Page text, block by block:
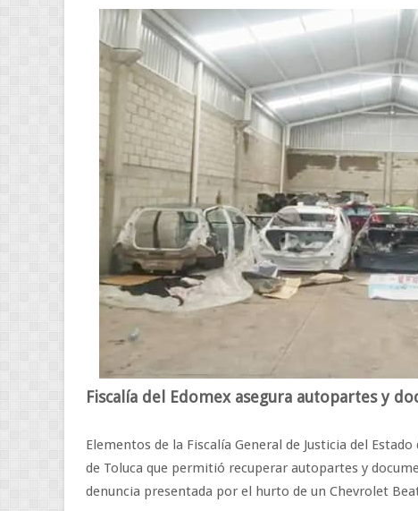
Fiscalía del Edomex asegura autopartes y
Elementos de la Fiscalía General de Justicia del
de Toluca que permitió recuperar autopartes y
denuncia presentada por el hurto de un Chevrolet